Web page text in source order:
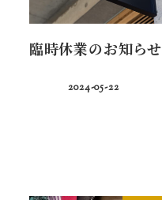
臨時休業のお知らせ
2024-05-22